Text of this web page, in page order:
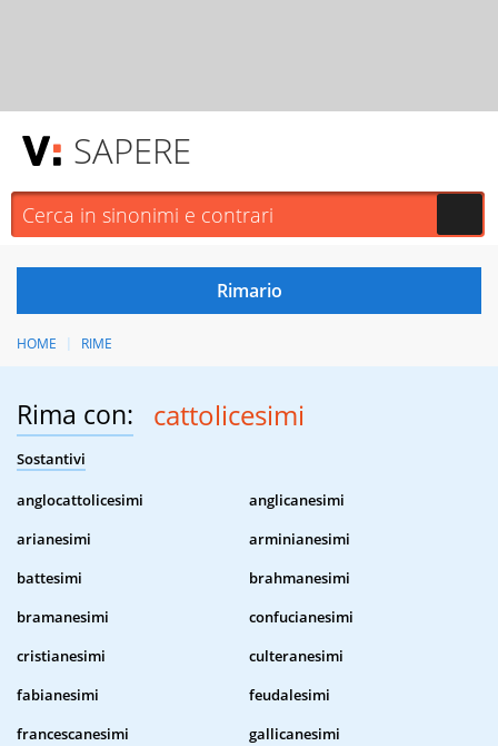
SAPERE
HOME RIME
Rima con: cattolicesimi
Sostantivi
anglocattolicesimi
anglicanesimi
arianesimi
arminianesimi
battesimi
brahmanesimi
bramanesimi
confucianesimi
cristianesimi
culteranesimi
fabianesimi
feudalesimi
francescanesimi
gallicanesimi